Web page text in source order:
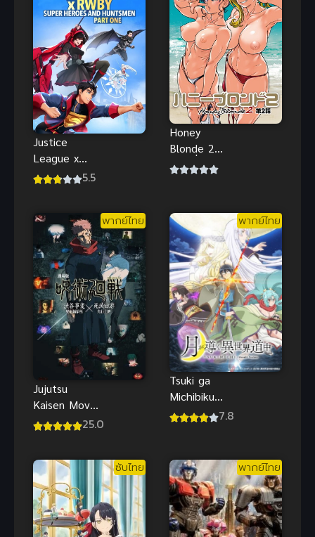
Justice
League x
RWBY 1 ซับ
ฮีโร่สุดมันส์น่า
5.5
Honey
Blonde 2
ตอนที่ 1-3
ซากิและเอริ
นะทั้งสอง
วางแผนที่จะ
ไป
พากย์ไทย
Jujutsu
Kaisen Movie
Execution25.0
พากย์ไทย
Tsuki ga
Michibiku
Isekai
จันทรานำพาสู่
ต่างโลก
7.8
ซับไทย พากย์ไทย